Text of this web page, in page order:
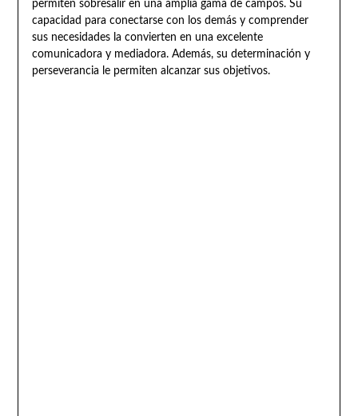
permiten sobresalir en una amplia gama de campos. Su
capacidad para conectarse con los demás y comprender
sus necesidades la convierten en una excelente
comunicadora y mediadora. Además, su determinación y
perseverancia le permiten alcanzar sus objetivos.